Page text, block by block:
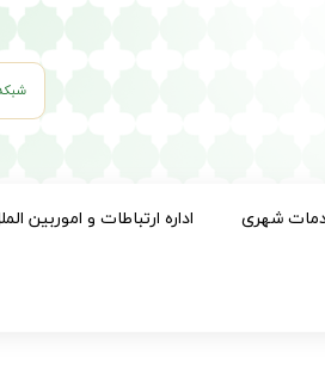
شهری اداره ارتباطات و اموربین